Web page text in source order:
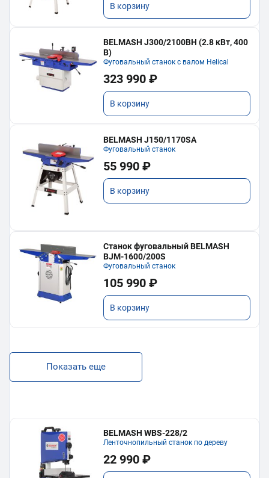
В корзину
BELMASH J300/2100ВH (2.8 кВт, 400
В)
Фуговальный станок с валом Helical
323 990 ₽
В корзину
BELMASH J150/1170SA
Фуговальный станок
55 990 ₽
В корзину
Станок фуговальный BELMASH
BJM-1600/200S
Фуговальный станок
105 990 ₽
В корзину
Показать еще
BELMASH WBS-228/2
Ленточнопильный станок по дереву
22 990 ₽